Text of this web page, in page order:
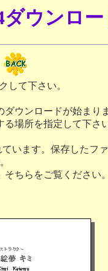
ダウンロ
して下さい。
ウンロードが始まり
場所を指定して下さい
います。保存したフ
ちらをご覧ください。